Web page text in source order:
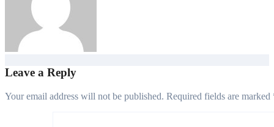
Leave a Reply
Your email address will not be published. Required fields are marked